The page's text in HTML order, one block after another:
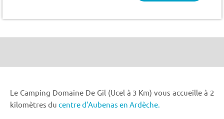
Le Camping Domaine De Gil (Ucel à 3 Km) vous accueille à 2
kilomètres du centre d'Aubenas en Ardèche.